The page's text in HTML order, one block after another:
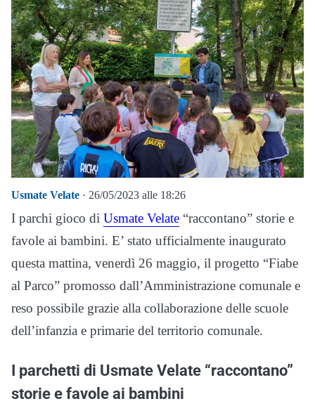
Usmate Velate · 26/05/2023 alle 18:26
I parchi gioco di Usmate Velate “raccontano” storie e
favole ai bambini. E’ stato ufficialmente inaugurato
questa mattina, venerdì 26 maggio, il progetto “Fiabe
al Parco” promosso dall’Amministrazione comunale e
reso possibile grazie alla collaborazione delle scuole
dell’infanzia e primarie del territorio comunale.
I parchetti di Usmate Velate “raccontano”
storie e favole ai bambini